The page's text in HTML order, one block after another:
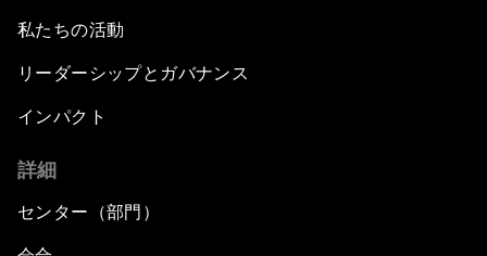
私たちの活動
リーダーシップとガバナンス
インパクト
詳細
センター（部門）